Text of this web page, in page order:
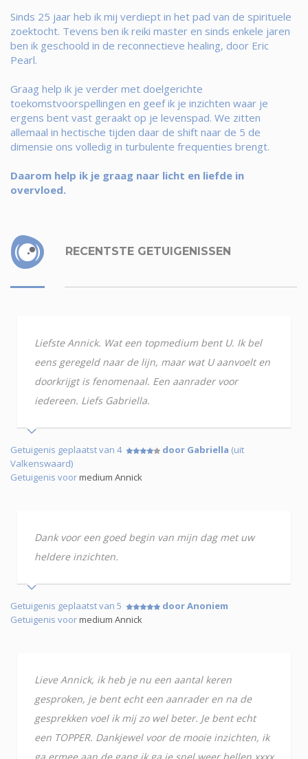
Sinds 25 jaar heb ik mij verdiept in het pad van de spirituele
zoektocht. Tevens ben ik reiki master en sinds enkele jaren
ben ik geschoold in de reconnectieve healing, door Eric
Pearl.
Graag help ik je verder met doelgerichte
toekomstvoorspellingen en geef ik je inzichten waar je
ergens bent vast geraakt op je levenspad. We zitten
allemaal in hectische tijden daar de shift naar de 5 de
dimensie ons volledig in turbulente frequenties brengt.
Daarom help ik je graag naar licht en liefde in
overvloed.
RECENTSTE GETUIGENISSEN
Liefste Annick. Wat een topmedium bent U. Ik bel
eens geregeld naar de lijn, maar wat U aanvoelt en
doorkrijgt is fenomenaal. Een aanrader voor
iedereen. Liefs Gabriella.
Getuigenis geplaatst van 4 door Gabriella (uit
Valkenswaard)
Getuigenis voormedium Annick
Dank voor een goed begin van mijn dag met uw
heldere inzichten.
Getuigenis geplaatst van 5
door Anoniem
Getuigenis voormedium Annick
Lieve Annick, ik heb je nu een aantal keren
gesproken, je bent echt een aanrader en na de
gesprekken voel ik mij zo wel beter. Je bent echt
een TOPPER. Dankjewel voor de mooie inzichten, ik